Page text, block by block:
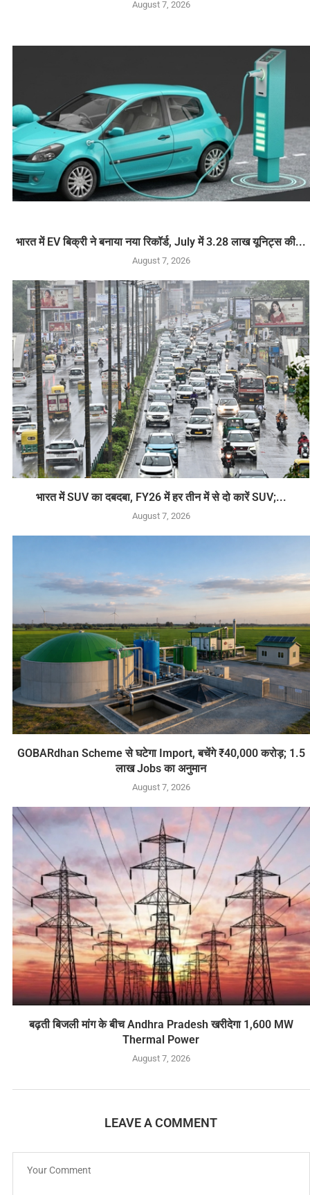
August 7, 2026
भारत में EV बिक्री ने बनाया नया रिकॉर्ड, July में 3.28 लाख यूनिट्स की...
August 7, 2026
भारत में SUV का दबदबा, FY26 में हर तीन में से दो कारें SUV;...
August 7, 2026
GOBARdhan Scheme से घटेगा Import, बचेंगे ₹40,000 करोड़; 1.5
लाख Jobs का अनुमान
August 7, 2026
बढ़ती बिजली मांग के बीच Andhra Pradesh खरीदेगा 1,600 MW
Thermal Power
August 7, 2026
LEAVE A COMMENT